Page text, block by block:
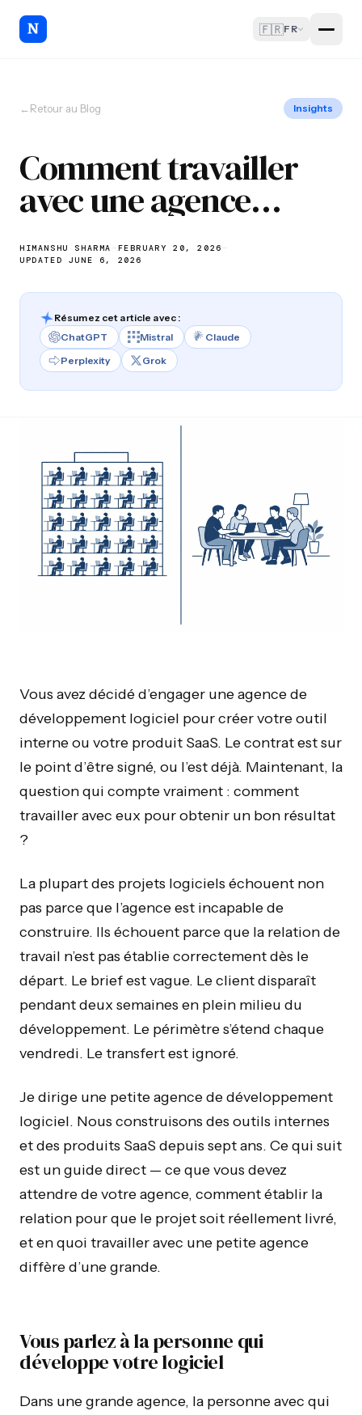
🇫🇷FR
←Retour au Blog Insights
Comment travailler
avec une agence
logicielle : À quoi
s'attendre et comment
se préparer
HIMANSHU SHARMA—FEBRUARY 20, 2026—
UPDATED JUNE 6, 2026
Résumez cet article avec :
ChatGPT
Mistral
Claude
Perplexity
Grok
Vous avez décidé d’engager une agence de
développement logiciel pour créer votre outil
interne ou votre produit SaaS. Le contrat est sur
le point d’être signé, ou l’est déjà. Maintenant, la
question qui compte vraiment : comment
travailler avec eux pour obtenir un bon résultat
?
La plupart des projets logiciels échouent non
pas parce que l’agence est incapable de
construire. Ils échouent parce que la relation de
travail n’est pas établie correctement dès le
départ. Le brief est vague. Le client disparaît
pendant deux semaines en plein milieu du
développement. Le périmètre s’étend chaque
vendredi. Le transfert est ignoré.
Je dirige une petite agence de développement
logiciel. Nous construisons des outils internes
et des produits SaaS depuis sept ans. Ce qui suit
est un guide direct — ce que vous devez
attendre de votre agence, comment établir la
relation pour que le projet soit réellement livré,
et en quoi travailler avec une petite agence
diffère d’une grande.
Vous parlez à la personne qui
développe votre logiciel
Dans une grande agence, la personne avec qui